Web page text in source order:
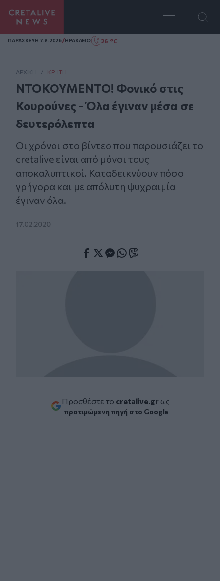
Homepage
ΠΑΡΑΣΚΕΥΗ 7.8.2026/ΗΡΑΚΛΕΙΟ 26 °C
ΑΡΧΙΚΗ / ΚΡΉΤΗ
ΝΤΟΚΟΥΜΕΝΤΟ! Φονικό στις
Κουρούνες - Όλα έγιναν μέσα σε
δευτερόλεπτα
Οι χρόνοι στο βίντεο που παρουσιάζει το
cretalive είναι από μόνοι τους
αποκαλυπτικοί. Καταδεικνύουν πόσο
γρήγορα και με απόλυτη ψυχραιμία
έγιναν όλα.
17.02.2020
Προσθέστε το cretalive.gr ως
προτιμώμενη πηγή στο Google